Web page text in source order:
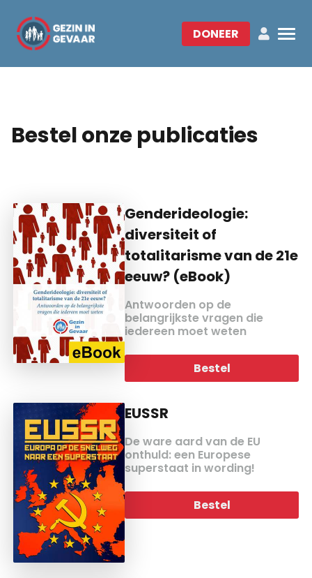
DONEER
Bestel onze publicaties
Genderideologie:
diversiteit of
totalitarisme van de 21e
eeuw? (eBook)
Antwoorden op de
belangrijkste vragen die
iedereen moet weten
Bestel
EUSSR
De ware aard van de EU
onthuld: een Europese
superstaat in wording!
Bestel